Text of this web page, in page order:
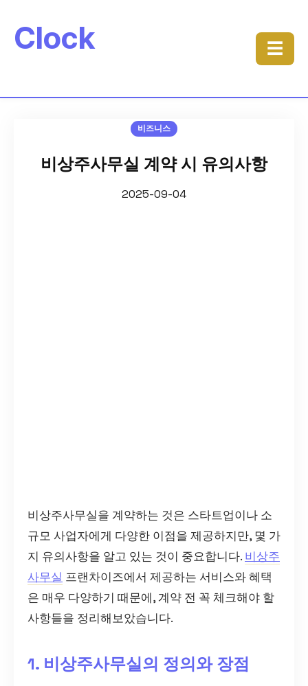
Clock ☰
비즈니스
비상주사무실 계약 시 유의사항
2025-09-04
비상주사무실을 계약하는 것은 스타트업이나 소
규모 사업자에게 다양한 이점을 제공하지만, 몇 가
지 유의사항을 알고 있는 것이 중요합니다. 비상주
사무실 프랜차이즈에서 제공하는 서비스와 혜택
은 매우 다양하기 때문에, 계약 전 꼭 체크해야 할
사항들을 정리해보았습니다.
1. 비상주사무실의 정의와 장점